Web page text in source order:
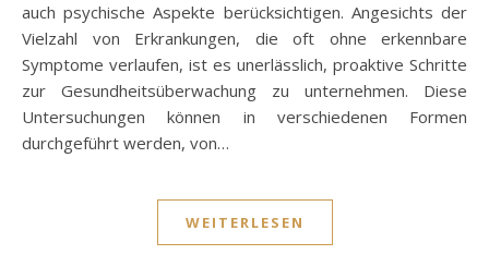
auch psychische Aspekte berücksichtigen. Angesichts der
Vielzahl von Erkrankungen, die oft ohne erkennbare
Symptome verlaufen, ist es unerlässlich, proaktive Schritte
zur Gesundheitsüberwachung zu unternehmen. Diese
Untersuchungen können in verschiedenen Formen
durchgeführt werden, von…
WEITERLESEN